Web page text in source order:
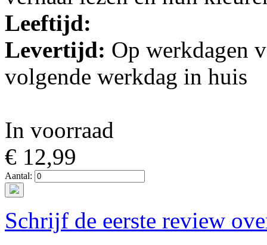
Leeftijd:
Levertijd: Op werkdagen
volgende werkdag in huis
In voorraad
€ 12,99
Aantal:
Schrijf de eerste review